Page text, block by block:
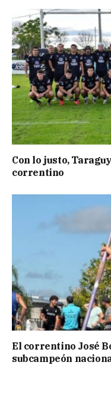
Con lo justo,
correntino
El correntino José
subcampeón